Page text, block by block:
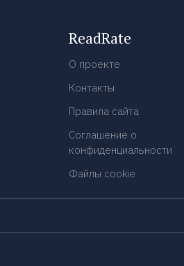
ReadRate
О проекте
Контакты
Правила сайта
Соглашение о
конфиденциальности
Файлы cookie